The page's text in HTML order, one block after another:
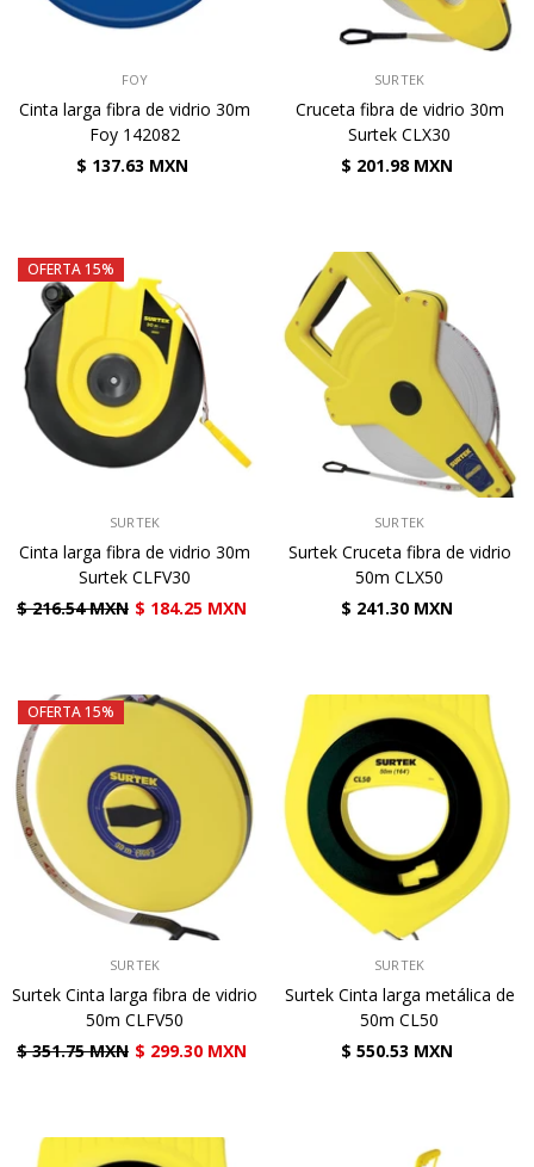
FOY
Cinta larga fibra de vidrio 30m
Foy 142082
$ 137.63 MXN
SURTEK
Cruceta fibra de vidrio 30m
Surtek CLX30
$ 201.98 MXN
OFERTA 15%
SURTEK
Cinta larga fibra de vidrio 30m
Surtek CLFV30
$ 216.54 MXN $ 184.25 MXN
SURTEK
Surtek Cruceta fibra de vidrio
50m CLX50
$ 241.30 MXN
OFERTA 15%
SURTEK
Surtek Cinta larga fibra de vidrio
50m CLFV50
$ 351.75 MXN $ 299.30 MXN
SURTEK
Surtek Cinta larga metálica de
50m CL50
$ 550.53 MXN